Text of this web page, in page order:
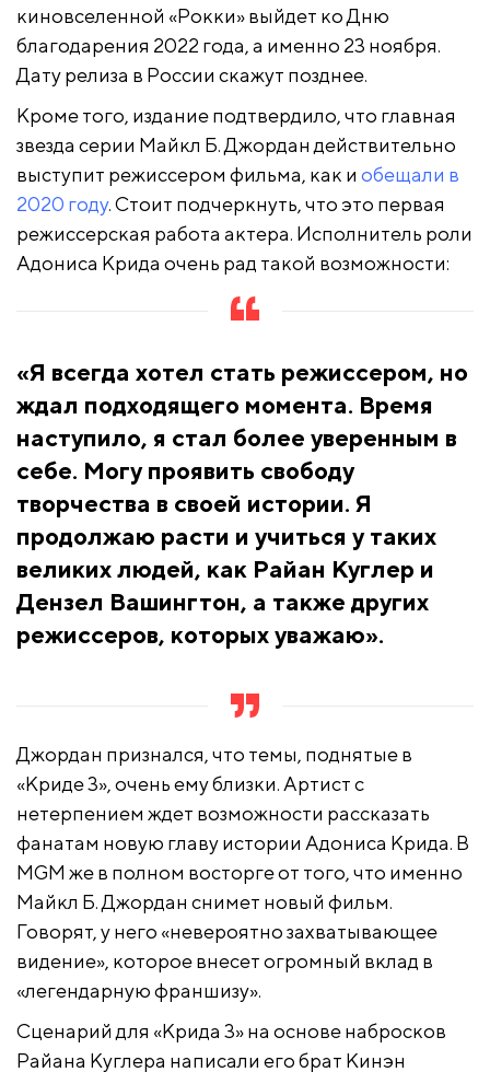
киновселенной «Рокки» выйдет ко Дню
благодарения 2022 года, а именно 23 ноября.
Дату релиза в России скажут позднее.
Кроме того, издание подтвердило, что главная
звезда серии Майкл Б. Джордан действительно
выступит режиссером фильма, как и обещали в
2020 году. Стоит подчеркнуть, что это первая
режиссерская работа актера. Исполнитель роли
Адониса Крида очень рад такой возможности:
«Я всегда хотел стать режиссером, но
ждал подходящего момента. Время
наступило, я стал более уверенным в
себе. Могу проявить свободу
творчества в своей истории. Я
продолжаю расти и учиться у таких
великих людей, как Райан Куглер и
Дензел Вашингтон, а также других
режиссеров, которых уважаю».
Джордан признался, что темы, поднятые в
«Криде 3», очень ему близки.Артист с
нетерпением ждет возможности рассказать
фанатам новую главу истории Адониса Крида. В
MGM же в полном восторге от того, что именно
Майкл Б. Джордан снимет новый фильм.
Говорят, у него «невероятно захватывающее
видение», которое внесет огромный вклад в
«легендарную франшизу».
Сценарий для «Крида 3» на основе набросков
Райана Куглера написали его брат Кинэн